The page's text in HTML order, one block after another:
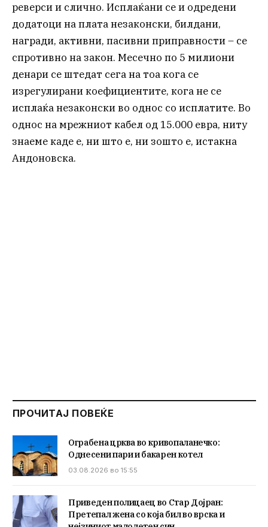
реверси и слично. Исплаќани се и одредени
додатоци на плата незаконски, билдани,
награди, активни, пасивни приправности – се
спротивно на закон. Месечно по 5 милиони
денари се штедат сега на тоа кога се
изрегулирани коефициентите, кога не се
исплаќа незаконски во однос со исплатите. Во
однос на мрежниот кабел од 15.000 евра, ниту
знаеме каде е, ни што е, ни зошто е, истакна
Андоновска.
ПРОЧИТАЈ ПОВЕЌЕ
Ограбена црква во кривопаланечко:
Однесени пари и бакарен котел
03.08.2026 во 15:55
Приведен полицаец во Стар Дојран:
Претепал жена со која бил во врска и